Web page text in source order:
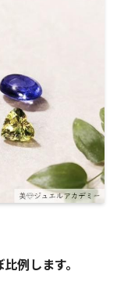
例します。